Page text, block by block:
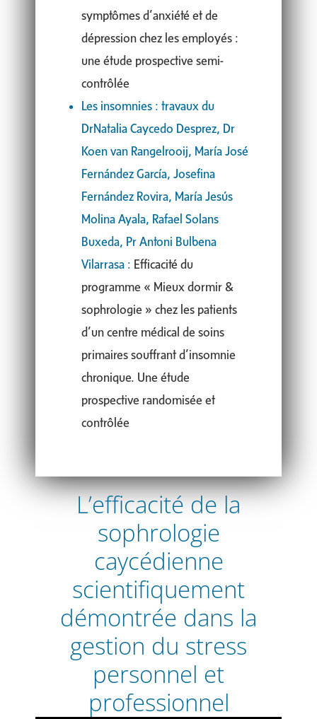
symptômes d’anxiété et de
dépression chez les employés :
une étude prospective semi-
contrôlée
Les insomnies : travaux du
DrNatalia Caycedo Desprez, Dr
Koen van Rangelrooij, María José
Fernández García, Josefina
Fernández Rovira, María Jesús
Molina Ayala, Rafael Solans
Buxeda, Pr Antoni Bulbena
Vilarrasa : Efficacité du
programme « Mieux dormir &
sophrologie » chez les patients
d’un centre médical de soins
primaires souffrant d’insomnie
chronique. Une étude
prospective randomisée et
contrôlée
L’efficacité de la
sophrologie
caycédienne
scientifiquement
démontrée dans la
gestion du stress
personnel et
professionnel